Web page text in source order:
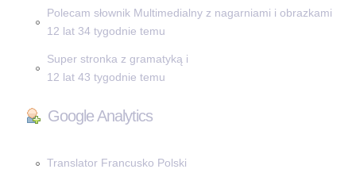
Polecam słownik Multimedialny z nagarniami i obrazkami
12 lat 34 tygodnie temu
Super stronka z gramatyką i
12 lat 43 tygodnie temu
Google Analytics
Translator Francusko Polski